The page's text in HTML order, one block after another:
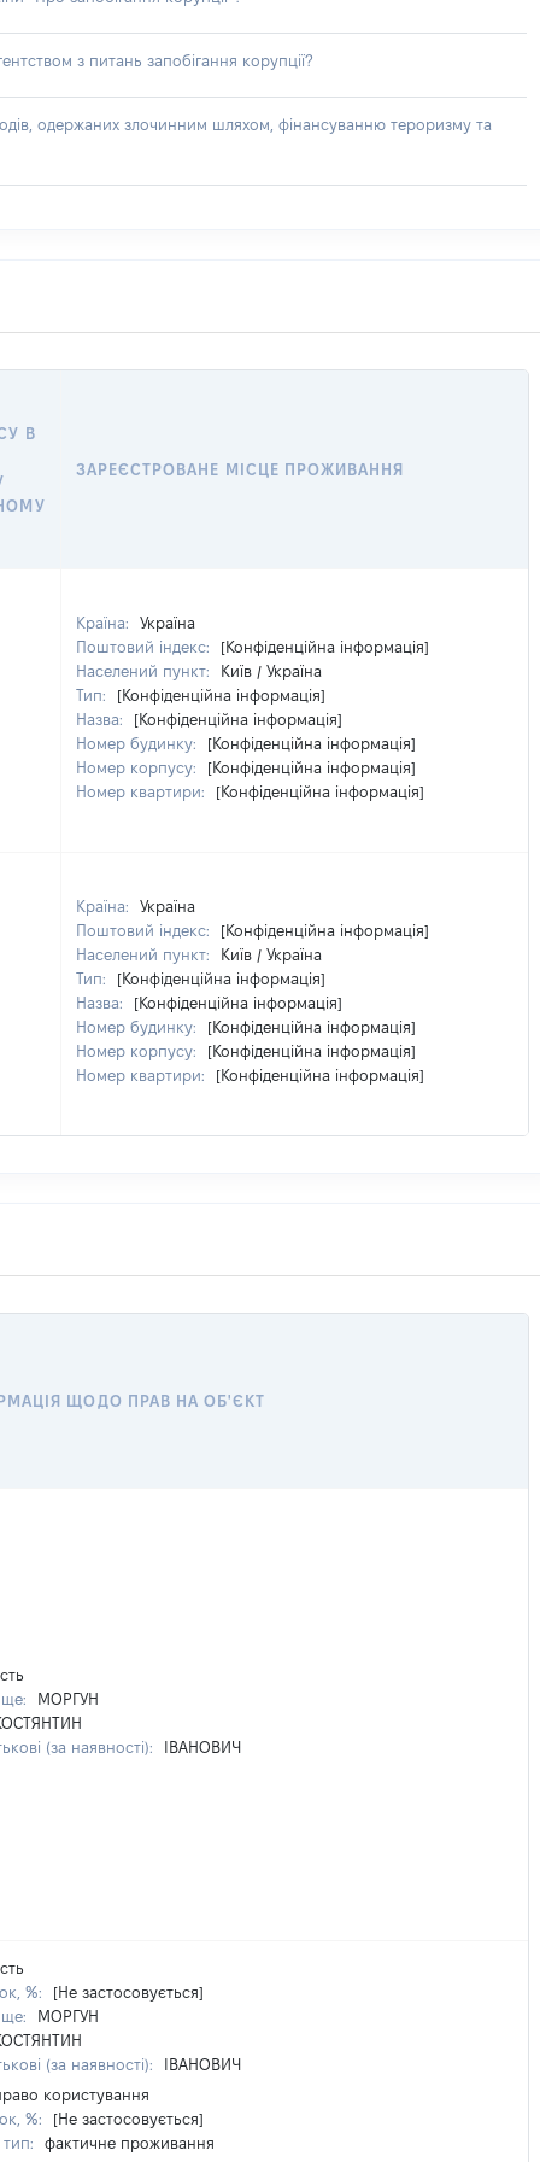
з питань запобігання корупції?
одержаних злочинним шляхом, фінансуванню тероризму та
В
ЗАРЕЄСТРОВАНЕ МІСЦЕ ПРОЖИВАННЯ
Країна:
Україна
Поштовий індекс:
[Конфіденційна інформація]
Населений пункт:
Київ / Україна
Тип:
[Конфіденційна інформація]
Назва:
[Конфіденційна інформація]
Номер будинку:
[Конфіденційна інформація]
Номер корпусу:
[Конфіденційна інформація]
Номер квартири:
[Конфіденційна інформація]
Країна:
Україна
Поштовий індекс:
[Конфіденційна інформація]
Населений пункт:
Київ / Україна
Тип:
[Конфіденційна інформація]
Назва:
[Конфіденційна інформація]
Номер будинку:
[Конфіденційна інформація]
Номер корпусу:
[Конфіденційна інформація]
Номер квартири:
[Конфіденційна інформація]
ЩОДО ПРАВ НА ОБ'ЄКТ
МОРГУН
(за наявності):
ІВАНОВИЧ
%:
[Не застосовується]
МОРГУН
(за наявності):
ІВАНОВИЧ
користування
%:
[Не застосовується]
тип:
фактичне проживання